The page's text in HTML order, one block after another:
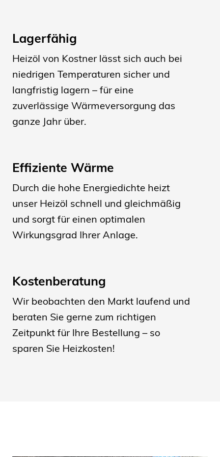
Lagerfähig
Heizöl von Kostner lässt sich auch bei
niedrigen Temperaturen sicher und
langfristig lagern – für eine
zuverlässige Wärmeversorgung das
ganze Jahr über.
Effiziente Wärme
Durch die hohe Energiedichte heizt
unser Heizöl schnell und gleichmäßig
und sorgt für einen optimalen
Wirkungsgrad Ihrer Anlage.
Kostenberatung
Wir beobachten den Markt laufend und
beraten Sie gerne zum richtigen
Zeitpunkt für Ihre Bestellung – so
sparen Sie Heizkosten!